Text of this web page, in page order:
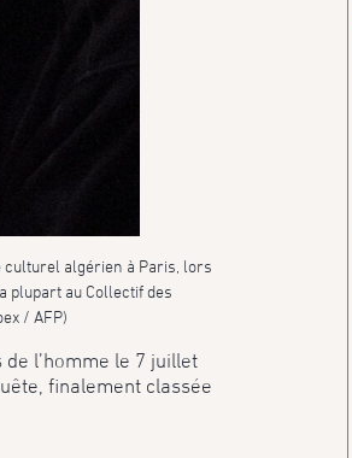
culturel algérien à Paris, lors
plupart au Collectif des
/ AFP)
l’homme le 7 juillet
finalement classée